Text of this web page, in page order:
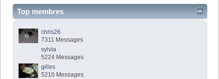
Top membres
chris26
7311 Messages
sylvia
5224 Messages
gilles
5210 Messages